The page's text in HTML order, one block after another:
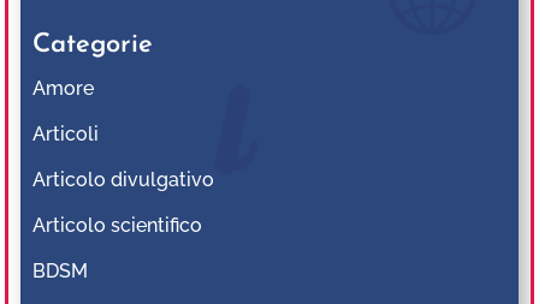
Categorie
Amore
Articoli
Articolo divulgativo
Articolo scientifico
BDSM